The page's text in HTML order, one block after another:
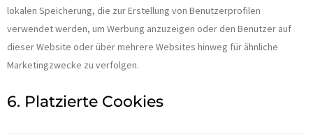
lokalen Speicherung, die zur Erstellung von Benutzerprofilen
verwendet werden, um Werbung anzuzeigen oder den Benutzer auf
dieser Website oder über mehrere Websites hinweg für ähnliche
Marketingzwecke zu verfolgen.
6. Platzierte Cookies